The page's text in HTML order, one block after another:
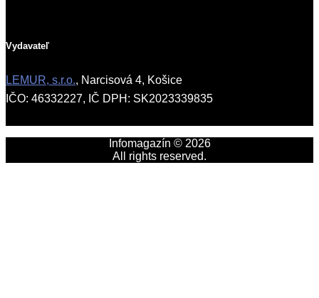
Vydavateľ
LEMUR, s.r.o., Narcisová 4, Košice
IČO: 46332227, IČ DPH: SK2023339835
Infomagazín © 2026
All rights reserved.